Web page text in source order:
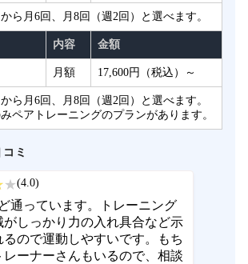
ら月6回、月8回（週2回）と選べます。
内容 金額
月額 17,600円（税込）～
ら月6回、月8回（週2回）と選べます。
ペアトレーニングのプランがあります。
ミ
(4.0)
通っています。トレーニング
がしっかり力の入れ具合など示
るので運動しやすいです。もち
レーナーさんもいるので、相談